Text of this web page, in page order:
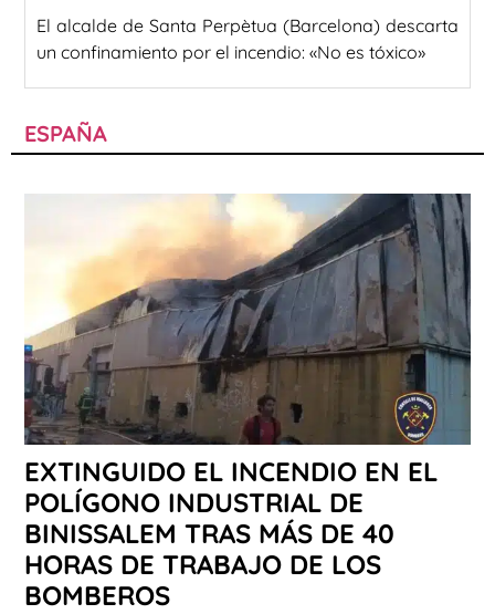
El alcalde de Santa Perpètua (Barcelona) descarta
un confinamiento por el incendio: «No es tóxico»
ESPAÑA
EXTINGUIDO EL INCENDIO EN EL
POLÍGONO INDUSTRIAL DE
BINISSALEM TRAS MÁS DE 40
HORAS DE TRABAJO DE LOS
BOMBEROS